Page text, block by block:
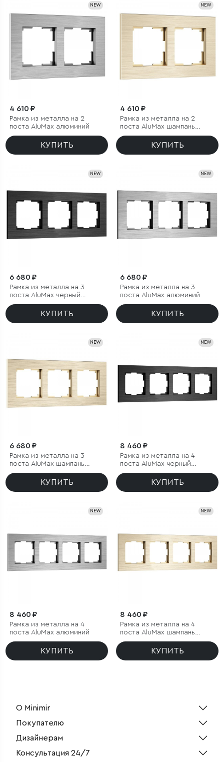
NEW
4 610 ₽
Рамка из металла на 2
поста АluMax алюминий
КУПИТЬ
NEW
4 610 ₽
Рамка из металла на 2
поста АluMax шампань
алюминий
КУПИТЬ
NEW
6 680 ₽
Рамка из металла на 3
поста АluMax черный
алюминий
КУПИТЬ
NEW
6 680 ₽
Рамка из металла на 3
поста АluMax алюминий
КУПИТЬ
NEW
6 680 ₽
Рамка из металла на 3
поста АluMax шампань
алюминий
КУПИТЬ
NEW
8 460 ₽
Рамка из металла на 4
поста АluMax черный
алюминий
КУПИТЬ
NEW
8 460 ₽
Рамка из металла на 4
поста АluMax алюминий
КУПИТЬ
NEW
8 460 ₽
Рамка из металла на 4
поста АluMax шампань
алюминий
КУПИТЬ
О Minimir
Покупателю
Дизайнерам
Консультация 24/7